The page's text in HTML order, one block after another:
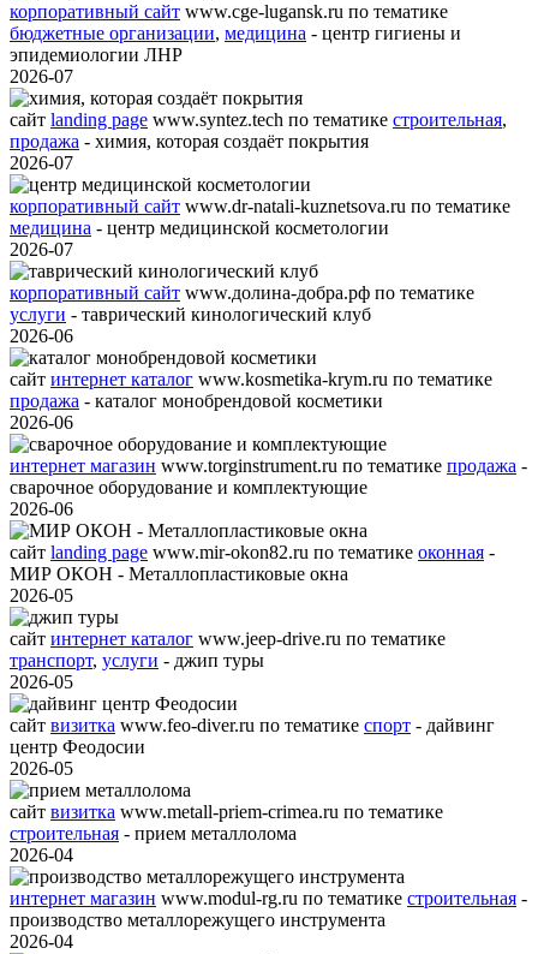
корпоративный сайт www.cge-lugansk.ru по тематике
бюджетные организации, медицина - центр гигиены и
эпидемиологии ЛНР
2026-07
сайт landing page www.syntez.tech по тематике строительная,
продажа - химия, которая создаёт покрытия
2026-07
корпоративный сайт www.dr-natali-kuznetsova.ru по тематике
медицина - центр медицинской косметологии
2026-07
корпоративный сайт www.долина-добра.рф по тематике
услуги - таврический кинологический клуб
2026-06
сайт интернет каталог www.kosmetika-krym.ru по тематике
продажа - каталог монобрендовой косметики
2026-06
интернет магазин www.torginstrument.ru по тематике продажа -
сварочное оборудование и комплектующие
2026-06
сайт landing page www.mir-okon82.ru по тематике оконная -
МИР ОКОН - Металлопластиковые окна
2026-05
сайт интернет каталог www.jeep-drive.ru по тематике
транспорт, услуги - джип туры
2026-05
сайт визитка www.feo-diver.ru по тематике спорт - дайвинг
центр Феодосии
2026-05
сайт визитка www.metall-priem-crimea.ru по тематике
строительная - прием металлолома
2026-04
интернет магазин www.modul-rg.ru по тематике строительная -
производство металлорежущего инструмента
2026-04